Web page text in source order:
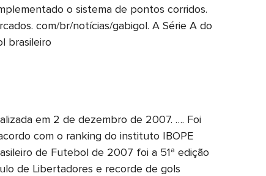
o sistema de pontos corridos.
com/br/notícias/gabigol. A Série A do
brasileiro
em 2 de dezembro de 2007. …. Foi
com o ranking do instituto IBOPE
de Futebol de 2007 foi a 51ª edição
de Libertadores e recorde de gols